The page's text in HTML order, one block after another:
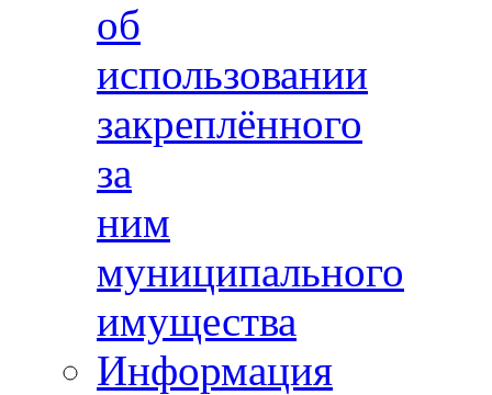
об
использовании
закреплённого
за
ним
муниципального
имущества
Информация